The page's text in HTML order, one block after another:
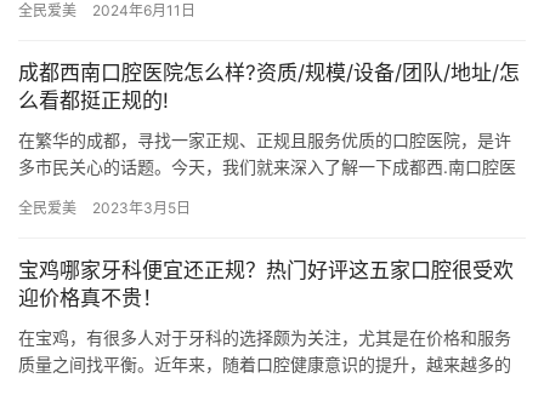
民。以下将…
全民爱美 2024年6月11日
成都西南口腔医院怎么样?资质/规模/设备/团队/地址/怎
么看都挺正规的!
在繁华的成都，寻找一家正规、正规且服务优质的口腔医院，是许
多市民关心的话题。今天，我们就来深入了解一下成都西.南口腔医
民信…
全民爱美 2023年3月5日
宝鸡哪家牙科便宜还正规？热门好评这五家口腔很受欢
迎价格真不贵！
在宝鸡，有很多人对于牙科的选择颇为关注，尤其是在价格和服务
质量之间找平衡。近年来，随着口腔健康意识的提升，越来越多的